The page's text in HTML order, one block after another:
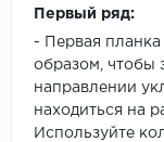
Первый ряд:
- Первая
образом, чтобы
направлении
находиться на
Используйте